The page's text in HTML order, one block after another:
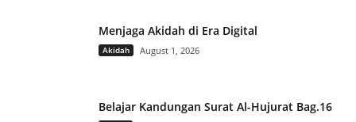
Menjaga Akidah di Era Digital
Akidah August 1, 2026
Belajar Kandungan Surat Al-Hujurat Bag.16